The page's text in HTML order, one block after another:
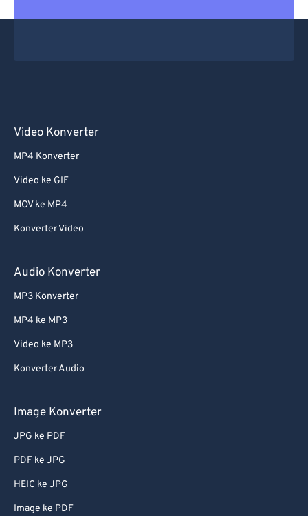
Video Konverter
MP4 Konverter
Video ke GIF
MOV ke MP4
Konverter Video
Audio Konverter
MP3 Konverter
MP4 ke MP3
Video ke MP3
Konverter Audio
Image Konverter
JPG ke PDF
PDF ke JPG
HEIC ke JPG
Image ke PDF